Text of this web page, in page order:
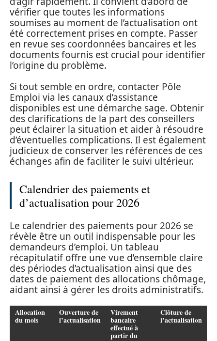
vérifier que toutes les informations
soumises au moment de l’actualisation ont
été correctement prises en compte. Passer
en revue ses coordonnées bancaires et les
documents fournis est crucial pour identifier
l’origine du problème.
Si tout semble en ordre, contacter Pôle
Emploi via les canaux d’assistance
disponibles est une démarche sage. Obtenir
des clarifications de la part des conseillers
peut éclairer la situation et aider à résoudre
d’éventuelles complications. Il est également
judicieux de conserver les références de ces
échanges afin de faciliter le suivi ultérieur.
Calendrier des paiements et
d’actualisation pour 2026
Le calendrier des paiements pour 2026 se
révèle être un outil indispensable pour les
demandeurs d’emploi. Un tableau
récapitulatif offre une vue d’ensemble claire
des périodes d’actualisation ainsi que des
dates de paiement des allocations chômage,
aidant ainsi à gérer les droits administratifs.
Allocation
du mois
Ouverture de
l’actualisation
Virement
bancaire
effectué à
partir du
Clôture de
l’actualisation